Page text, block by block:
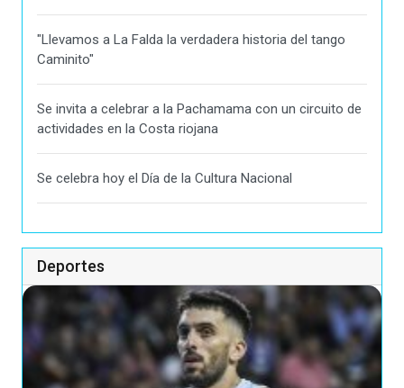
"Llevamos a La Falda la verdadera historia del tango
Caminito"
Se invita a celebrar a la Pachamama con un circuito de
actividades en la Costa riojana
Se celebra hoy el Día de la Cultura Nacional
Deportes